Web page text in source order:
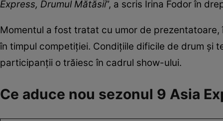
Express, Drumul Mătăsii”, a scris Irina Fodor în
Momentul a fost tratat cu umor de
în timpul competiției. Condițiile dificile de drum și
participanții o trăiesc în cadrul show-ului.
Ce aduce nou sezonul 9 Asia